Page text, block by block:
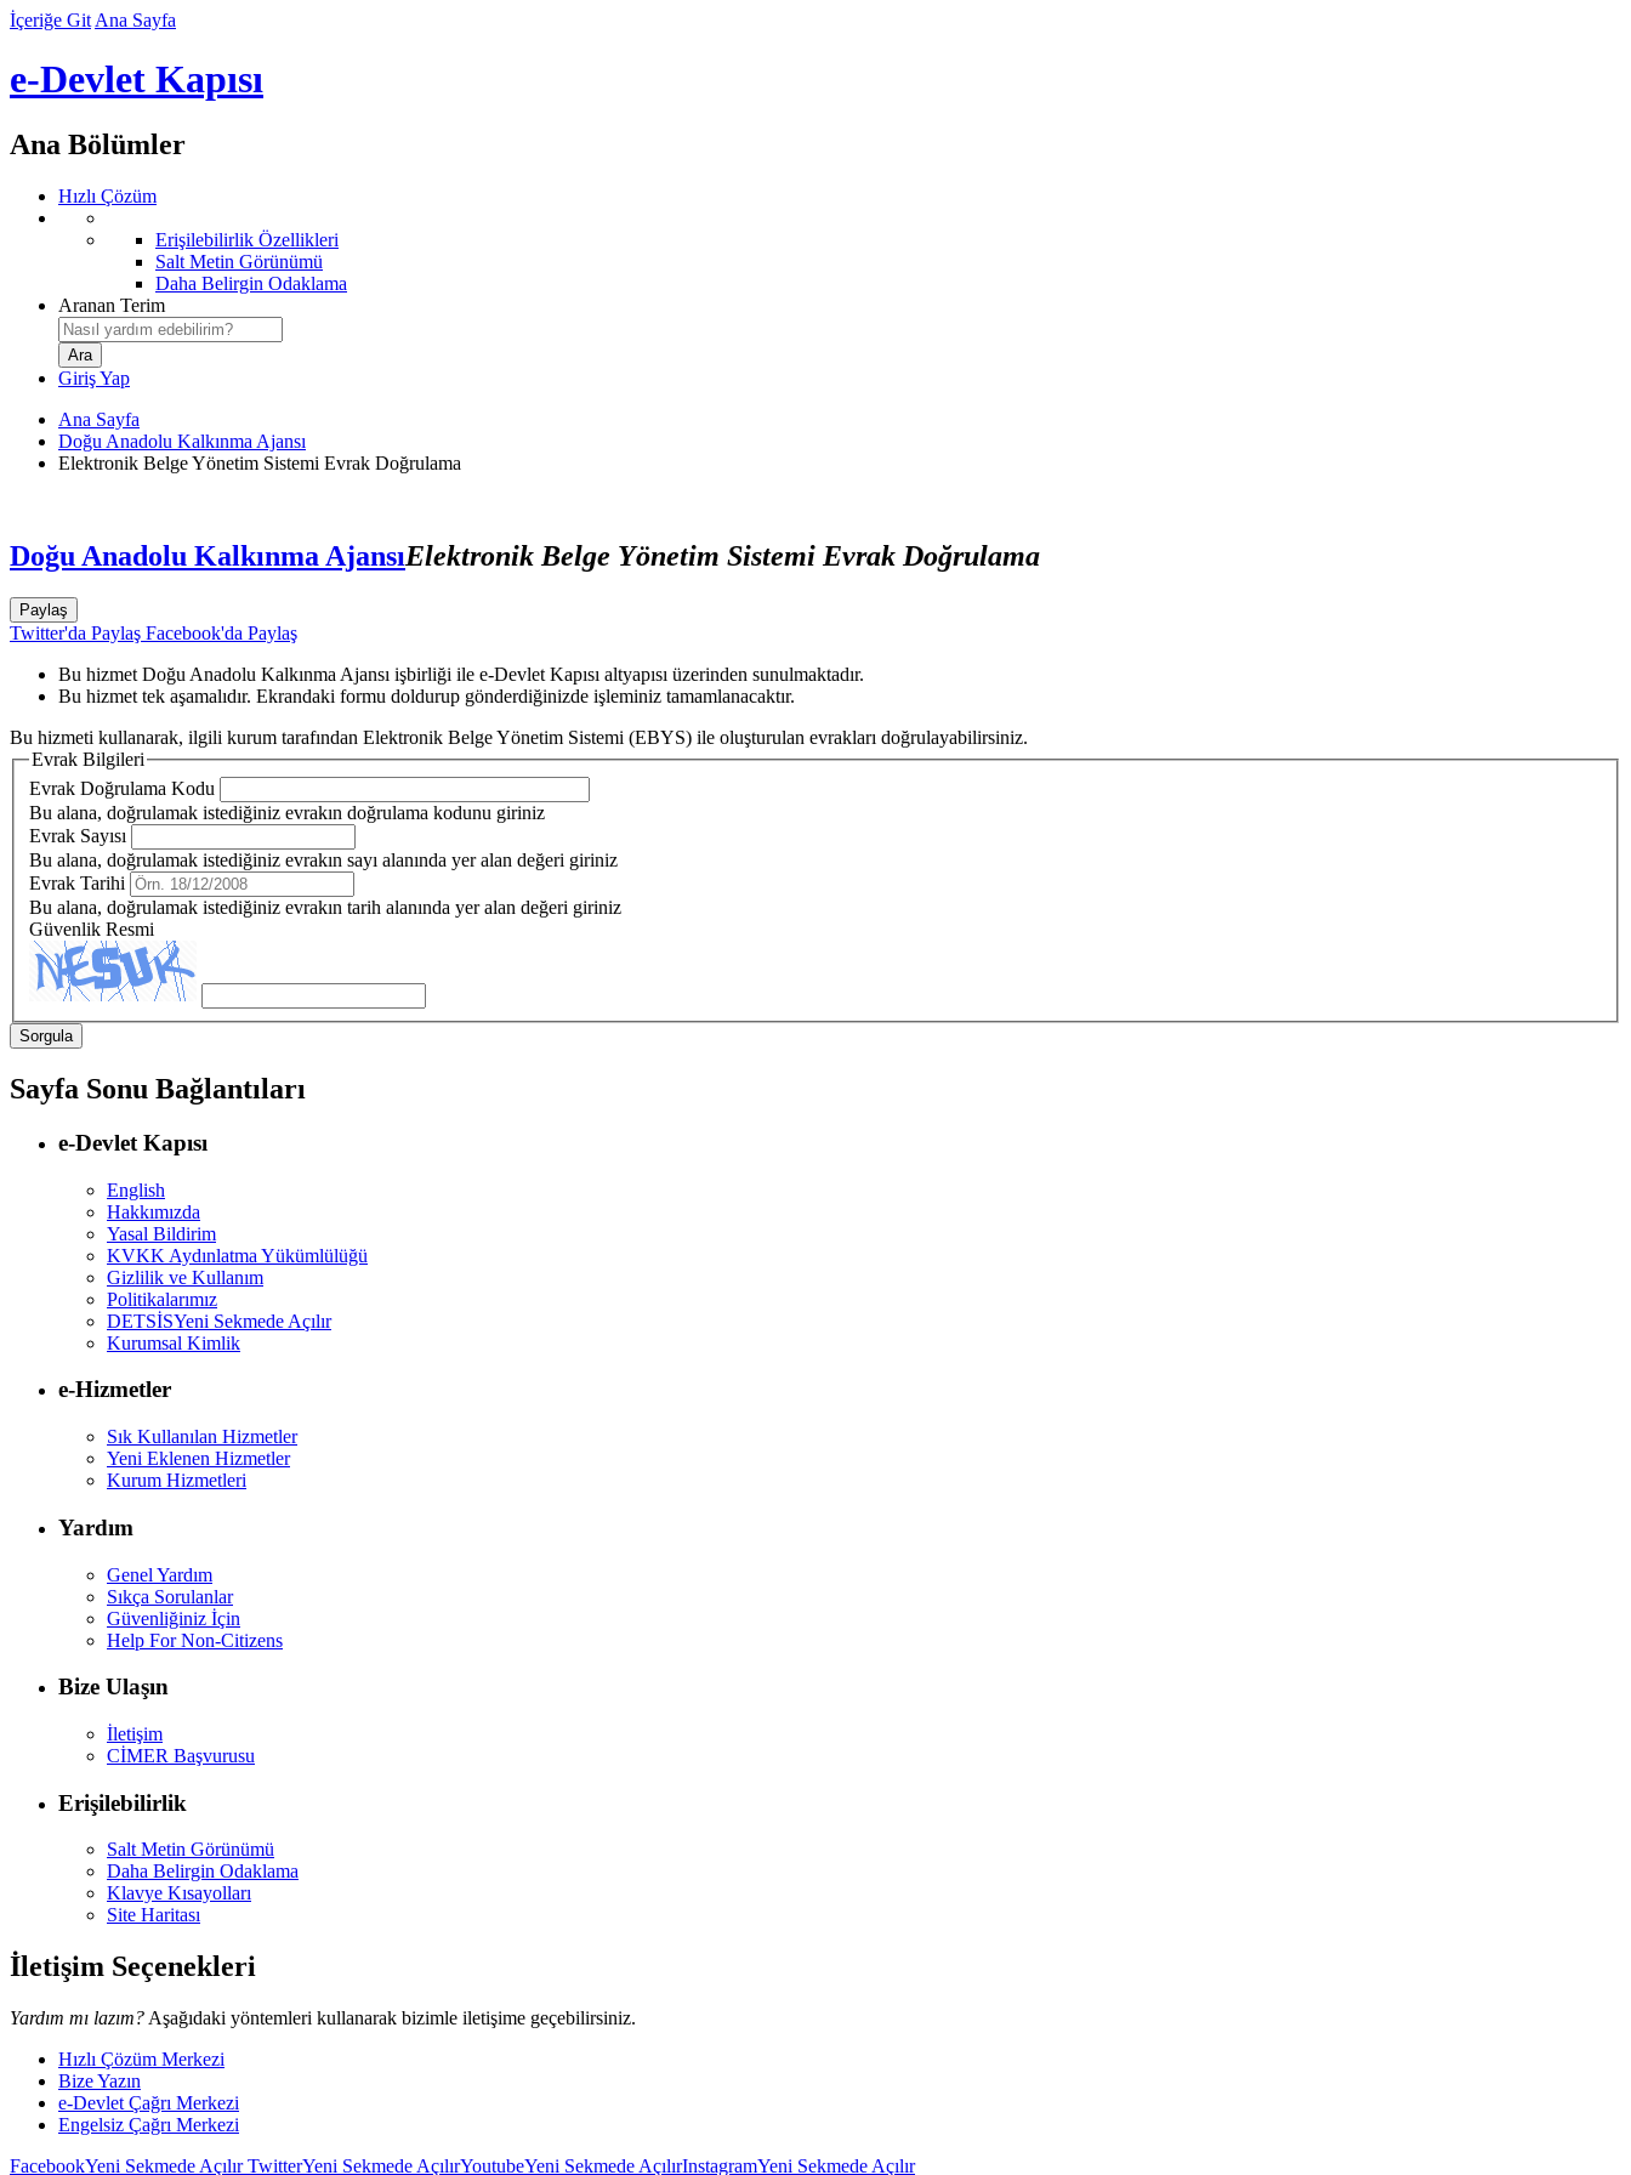
İçeriğe Git Ana Sayfa
e-Devlet Kapısı
Ana Bölümler
Hızlı Çözüm
Erişilebilirlik Özellikleri
Salt Metin Görünümü
Daha Belirgin Odaklama
Aranan Terim
Giriş Yap
Ana Sayfa
Doğu Anadolu Kalkınma Ajansı
Elektronik Belge Yönetim Sistemi Evrak Doğrulama
Doğu Anadolu Kalkınma AjansıElektronik Belge Yönetim Sistemi Evrak Doğrulama
Paylaş
Twitter'da Paylaş Facebook'da Paylaş
Bu hizmet Doğu Anadolu Kalkınma Ajansı işbirliği ile e-Devlet Kapısı altyapısı üzerinden sunulmaktadır.
Bu hizmet tek aşamalıdır. Ekrandaki formu doldurup gönderdiğinizde işleminiz tamamlanacaktır.
Bu hizmeti kullanarak, ilgili kurum tarafından Elektronik Belge Yönetim Sistemi (EBYS) ile oluşturulan evrakları doğrulayabilirsiniz.
Evrak Bilgileri
Evrak Doğrulama Kodu
Bu alana, doğrulamak istediğiniz evrakın doğrulama kodunu giriniz
Evrak Sayısı
Bu alana, doğrulamak istediğiniz evrakın sayı alanında yer alan değeri giriniz
Evrak Tarihi
Bu alana, doğrulamak istediğiniz evrakın tarih alanında yer alan değeri giriniz
Güvenlik Resmi
Sayfa Sonu Bağlantıları
e-Devlet Kapısı
English
Hakkımızda
Yasal Bildirim
KVKK Aydınlatma Yükümlülüğü
Gizlilik ve Kullanım
Politikalarımız
DETSİSYeni Sekmede Açılır
Kurumsal Kimlik
e-Hizmetler
Sık Kullanılan Hizmetler
Yeni Eklenen Hizmetler
Kurum Hizmetleri
Yardım
Genel Yardım
Sıkça Sorulanlar
Güvenliğiniz İçin
Help For Non-Citizens
Bize Ulaşın
İletişim
CİMER Başvurusu
Erişilebilirlik
Salt Metin Görünümü
Daha Belirgin Odaklama
Klavye Kısayolları
Site Haritası
İletişim Seçenekleri
Yardım mı lazım? Aşağıdaki yöntemleri kullanarak bizimle iletişime geçebilirsiniz.
Hızlı Çözüm Merkezi
Bize Yazın
e-Devlet Çağrı Merkezi
Engelsiz Çağrı Merkezi
FacebookYeni Sekmede AçılırTwitterYeni Sekmede AçılırYoutubeYeni Sekmede AçılırInstagramYeni Sekmede Açılır